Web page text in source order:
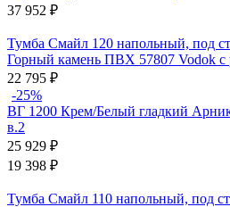
37 952 ₽
Тумба Смайл 120 напольный, под
Горный камень ПВХ 57807 Vodok с
22 795 ₽
-25%
ВГ 1200 Крем/Белый гладкий
в.2
25 929 ₽
19 398 ₽
Тумба Смайл 110 напольный, под